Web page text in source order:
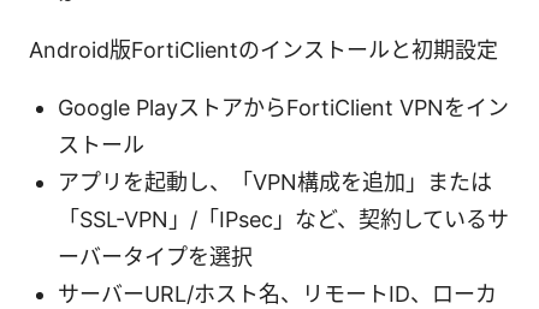
Android版FortiClientのインストールと初期設定
Google PlayストアからFortiClient VPNをイン
ストール
アプリを起動し、「VPN構成を追加」または
「SSL-VPN」/「IPsec」など、契約しているサ
ーバータイプを選択
サーバーURL/ホスト名、リモートID、ローカ